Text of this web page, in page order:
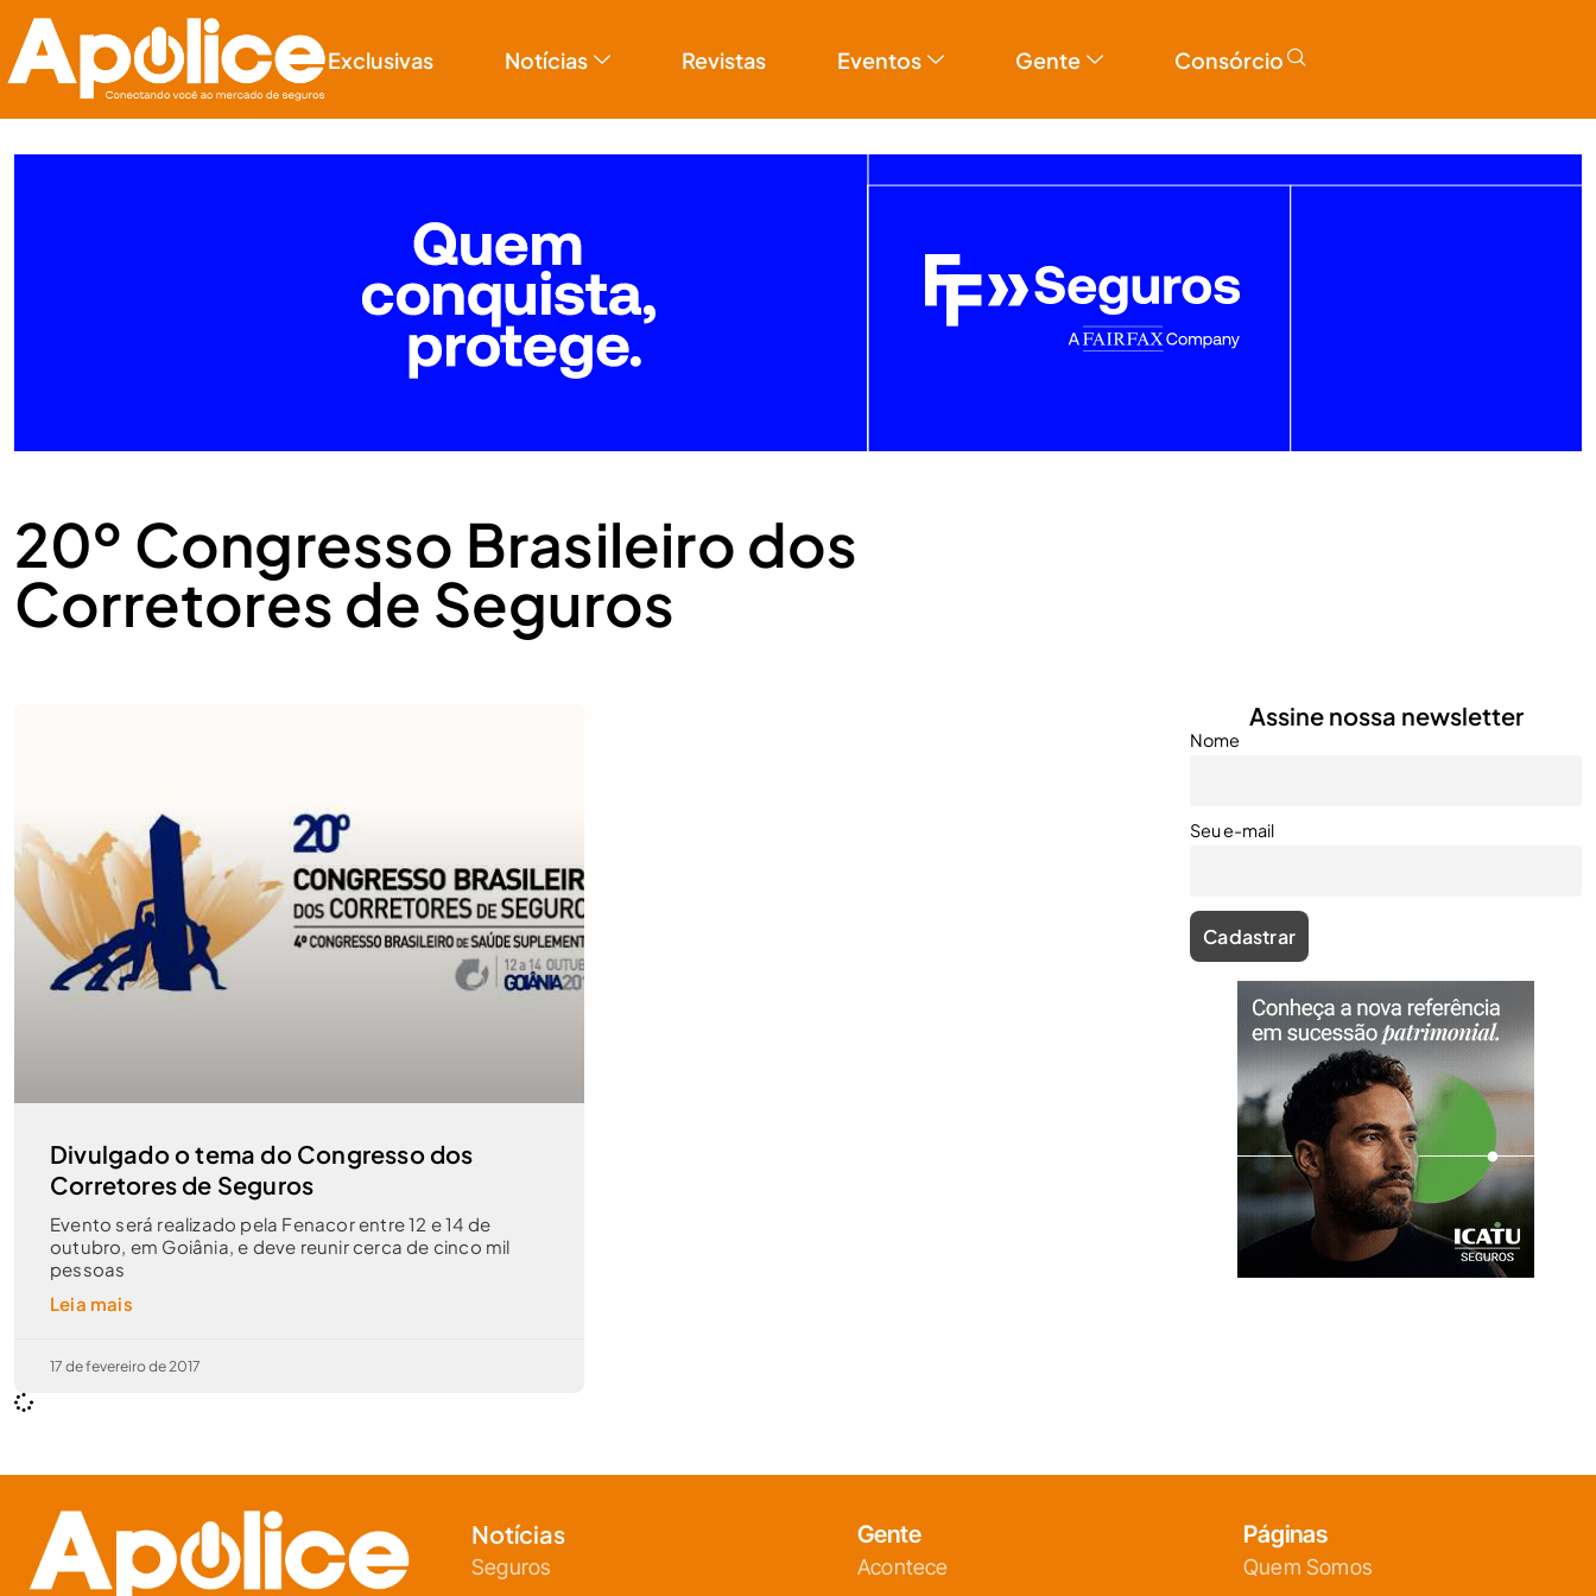
Exclusivas Notícias Revistas Eventos Gente Consórcio
20º Congresso Brasileiro dos
Corretores de Seguros
Divulgado o tema do Congresso dos
Corretores de Seguros
Evento será realizado pela Fenacor entre 12 e 14 de
outubro, em Goiânia, e deve reunir cerca de cinco mil
pessoas
Leia mais
17 de fevereiro de 2017
Assine nossa newsletter
Nome
Seu e-mail
Notícias
Seguros
Gente
Acontece
Páginas
Quem Somos